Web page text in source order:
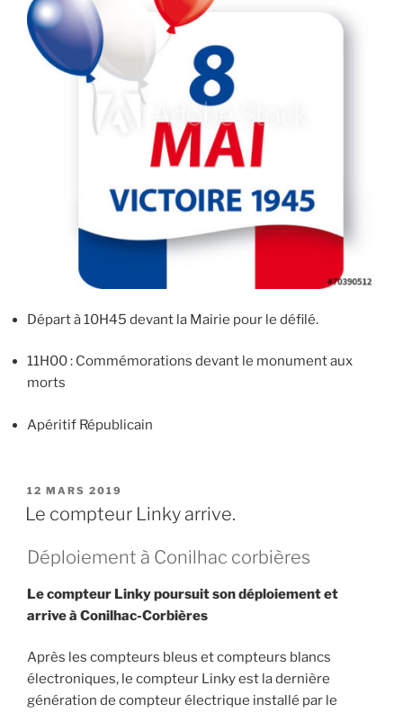
Départ à 10H45 devant la Mairie pour le défilé.
11H00 : Commémorations devant le monument aux
morts
Apéritif Républicain
PUBLIÉ
LE
12 MARS 2019
Le compteur Linky arrive.
Déploiement à Conilhac corbières
Le compteur Linky poursuit son déploiement et
arrive à Conilhac-Corbières
Après les compteurs bleus et compteurs blancs
électroniques, le compteur Linky est la dernière
génération de compteur électrique installé par le